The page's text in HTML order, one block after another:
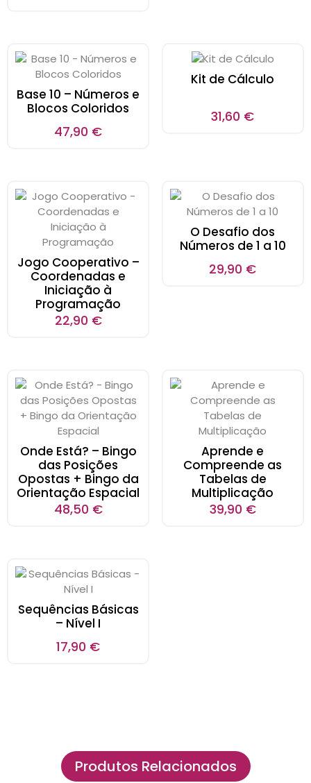
Base 10 – Números e
Blocos Coloridos
47,90 €
Kit de Cálculo
31,60 €
Jogo Cooperativo –
Coordenadas e
Iniciação à
Programação
22,90 €
O Desafio dos
Números de 1 a 10
29,90 €
Onde Está? – Bingo
das Posições
Opostas + Bingo da
Orientação Espacial
48,50 €
Aprende e
Compreende as
Tabelas de
Multiplicação
39,90 €
Sequências Básicas
– Nível I
17,90 €
Produtos Relacionados